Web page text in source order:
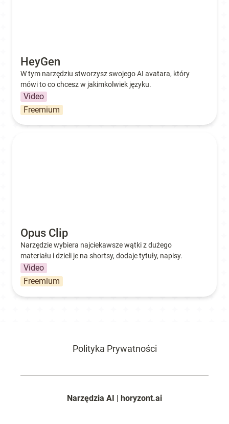
HeyGen
W tym narzędziu stworzysz swojego AI avatara, który
mówi to co chcesz w jakimkolwiek języku.
Video
Freemium
Opus Clip
Narzędzie wybiera najciekawsze wątki z dużego
materiału i dzieli je na shortsy, dodaje tytuły, napisy.
Video
Freemium
Narzędzia AI | horyzont.ai
Polityka Prywatności